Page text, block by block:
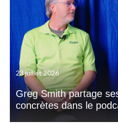
23 juillet 2026
Greg Smith partage
concrètes dans le